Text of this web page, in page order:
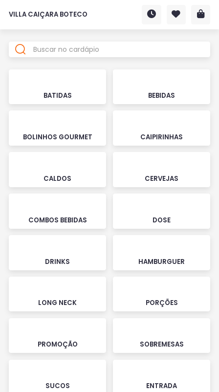
VILLA CAIÇARA BOTECO
BATIDAS BEBIDAS
BOLINHOS GOURMET CAIPIRINHAS
CALDOS CERVEJAS
COMBOS BEBIDAS DOSE
DRINKS HAMBURGUER
LONG NECK PORÇÕES
PROMOÇÃO SOBREMESAS
SUCOS ENTRADA